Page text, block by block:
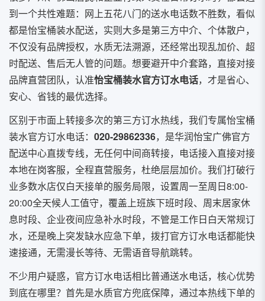
到一个共性难题：网上五花八门的送水电话数不胜数，看似
都是怡宝桶装水配送，实则大多是第三方中介、个体散户，
不仅没有品牌授权，水质无法溯源，还经常出现乱加价、超
时配送、售后无人管的问题。想要避开中介套路，直接对接
品牌直营团队，认准怡宝桶装水官方订水电话，才是省心、
安心、省钱的最优选择。
区别于市面上转接多次的第三方订水热线，我们专属怡宝桶
装水官方订水电话： 020-29862336，是华润怡宝广佛官方
配送中心直拨专线，无任何中间商转接，电话接入直接对接
本地在岗客服，全程直营服务，杜绝层层加价。我们打破行
业多数水店仅白天接单的服务局限，设置周一至周日8:00-
20:00全天候人工值守，覆盖上班族下班时段、周末居家休
息时段、企业夜间应急补水时段，不管是工作日白天常规订
水，还是晚上突发缺水应急下单，拨打官方订水电话都能快
速接通，无需漫长等待、无需语音导航跳转。
不少用户疑惑，官方订水电话相比普通送水电话，核心优势
到底在哪里？首先是水质官方兜底保障，通过本热线下单的